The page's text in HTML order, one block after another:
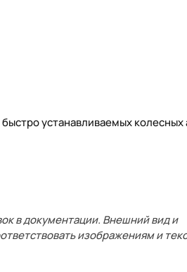
устанавливаемых колесных
в документации. Внешний вид и
изображениям и